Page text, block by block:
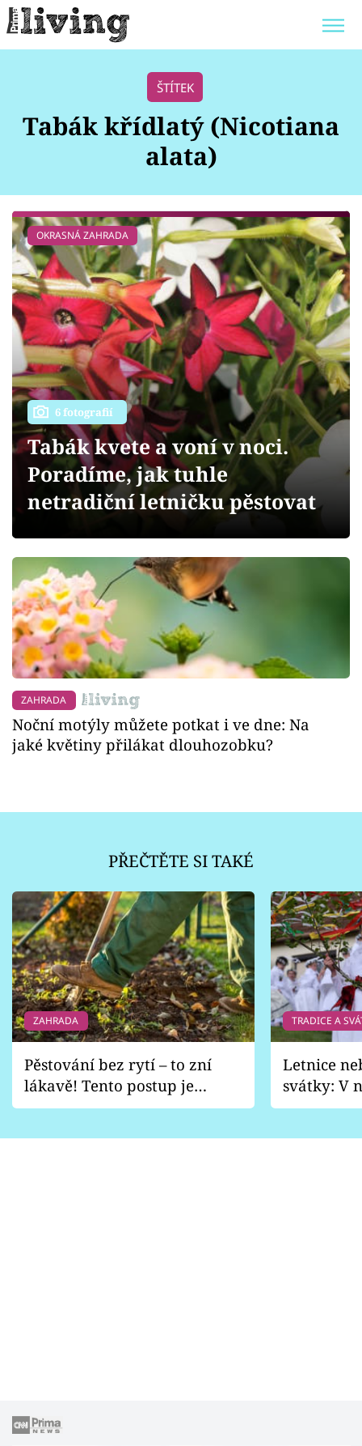
POKOJOVÉ KVĚTINY
ZAHRADA
Bydlení
Zahrada
Design
Sledujte prima+
Přihlášení
Sledujte nás
ŠTÍTEK
Tabák křídlatý (Nicotiana
alata)
OKRASNÁ ZAHRADA
6 fotografií
Tabák kvete a voní v noci.
Poradíme, jak tuhle
netradiční letničku pěstovat
ZAHRADA
Noční motýly můžete potkat i ve dne: Na
jaké květiny přilákat dlouhozobku?
PŘEČTĚTE SI TAKÉ
ZAHRADA
Pěstování bez rytí – to zní
lákavě! Tento postup je
vhodný jen pro některé
TRADICE A
Letnice
svátky: V
pondělí